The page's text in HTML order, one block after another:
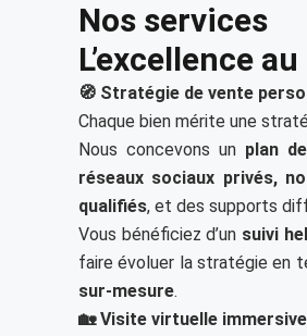
Nos services
L’excellence
🧭 Stratégie de vente
Chaque bien mérite une
Nous concevons un plan
réseaux sociaux privés,
qualifiés, et des supports
Vous bénéficiez d’un suivi
faire évoluer la stratégie en
sur-mesure.
🏡 Visite virtuelle